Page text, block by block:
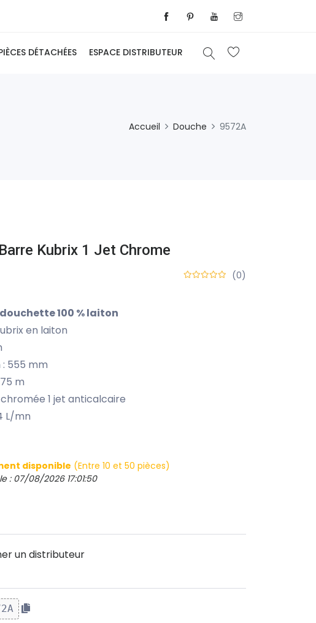
DÉTACHÉES ESPACE DISTRIBUTEUR
Accueil Douche 9572A
Kubrix 1 Jet Chrome
(0)
100 % laiton
en laiton
555 mm
m
1 jet anticalcaire
L/mn
disponible (Entre 10 et 50 pièces)
: 07/08/2026 17:01:50
un distributeur